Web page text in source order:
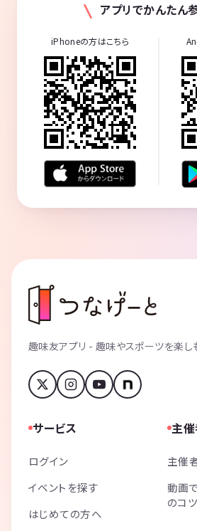
アプリでかんたん
iPhoneの方はこちら
趣味友アプリ - 趣味やスポーツを楽し
サービス
ログイン
イベントを探す
はじめての方へ
主
主催
動画
のコツ